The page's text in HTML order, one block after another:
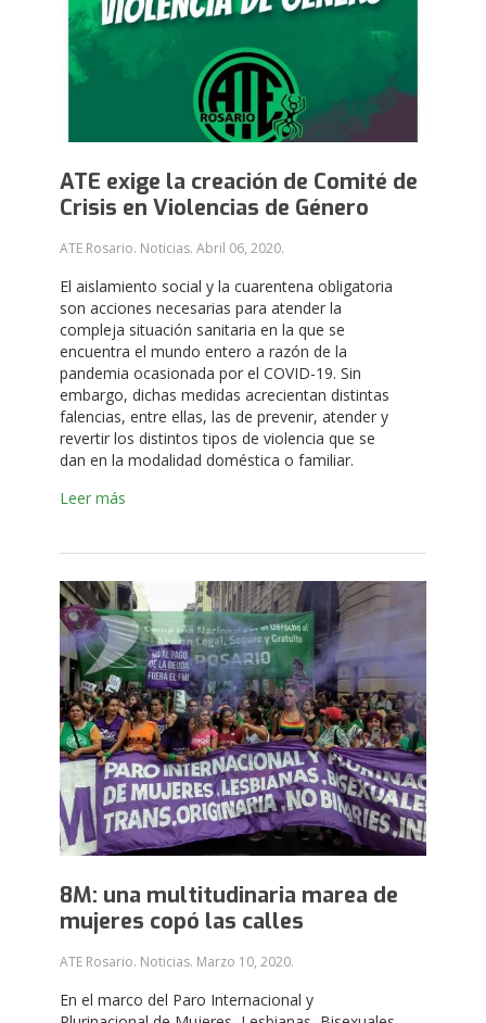
ATE exige la creación de Comité de
Crisis en Violencias de Género
ATE Rosario. Noticias. Abril 06, 2020.
El aislamiento social y la cuarentena obligatoria
son acciones necesarias para atender la
compleja situación sanitaria en la que se
encuentra el mundo entero a razón de la
pandemia ocasionada por el COVID-19. Sin
embargo, dichas medidas acrecientan distintas
falencias, entre ellas, las de prevenir, atender y
revertir los distintos tipos de violencia que se
dan en la modalidad doméstica o familiar.
Leer más
8M: una multitudinaria marea de
mujeres copó las calles
ATE Rosario. Noticias. Marzo 10, 2020.
En el marco del Paro Internacional y